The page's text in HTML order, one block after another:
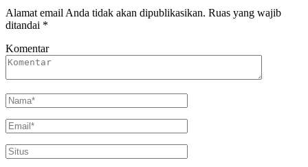
Alamat email Anda tidak akan dipublikasikan. Ruas yang wajib
ditandai *
Komentar